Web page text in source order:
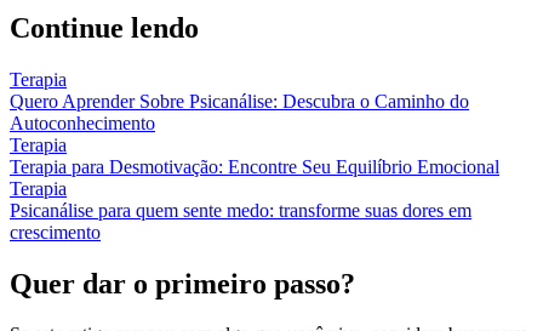
Continue lendo
Terapia
Quero Aprender Sobre Psicanálise: Descubra o Caminho do
Autoconhecimento
Terapia
Terapia para Desmotivação: Encontre Seu Equilíbrio Emocional
Terapia
Psicanálise para quem sente medo: transforme suas dores em
crescimento
Quer dar o primeiro passo?